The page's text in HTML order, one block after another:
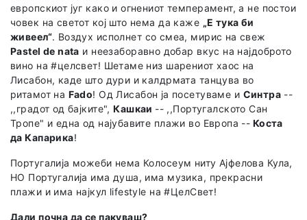
европскиот југ како и огнениот темперамент, а не постои
човек на светот кој што нема да каже „Е тука би
живеел“. Воздух исполнет со смеа, мирис на свеж
Pastel de nata и неезаборавно добар вкус на најдоброто
вино на #целсвет! Шетаме низ шарениот хаос на
Лисабон, каде што дури и калдрмата танцува во
ритамот на Fado! Од Лисабон ја посетуваме и Синтра --
,,градот од бајките",Кашкаи -- ,,Португалското Сан
Тропе" и една од најубавите плажи во Европа -- Коста
дa Капарика!
Португалија можеби нема Колосеум ниту Ајфелова Кула,
НО Португалија има душа, има музика, прекрасни
плажи и има најкул lifestyle на #ЦелСвет!
Дали почна да се пакуваш?